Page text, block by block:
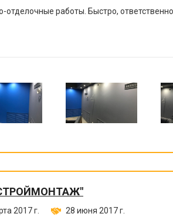
работы. Быстро,
2017 г.
28 июня 2017 г.